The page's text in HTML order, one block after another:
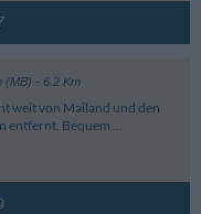
(MB) - 6.2 Km
weit von Mailand und den
Bequem ...